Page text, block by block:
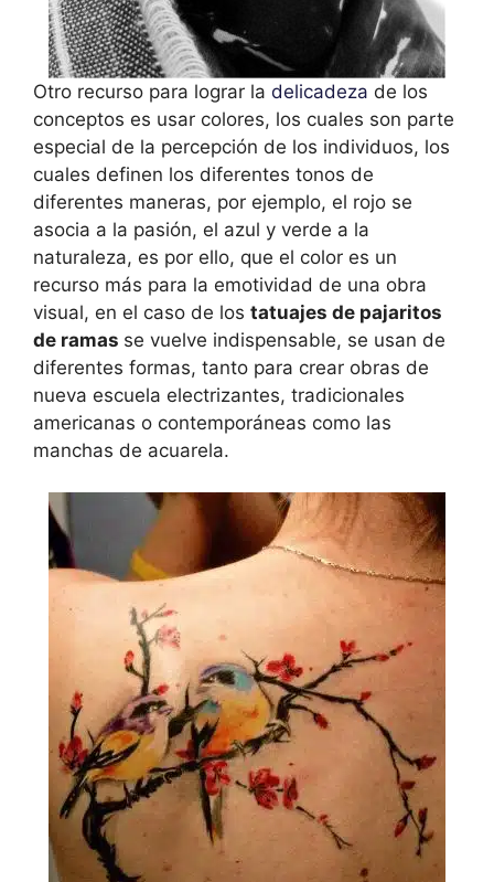
Otro recurso para lograr la delicadeza de los
conceptos es usar colores, los cuales son parte
especial de la percepción de los individuos, los
cuales definen los diferentes tonos de
diferentes maneras, por ejemplo, el rojo se
asocia a la pasión, el azul y verde a la
naturaleza, es por ello, que el color es un
recurso más para la emotividad de una obra
visual, en el caso de los tatuajes de pajaritos
de ramas se vuelve indispensable, se usan de
diferentes formas, tanto para crear obras de
nueva escuela electrizantes, tradicionales
americanas o contemporáneas como las
manchas de acuarela.